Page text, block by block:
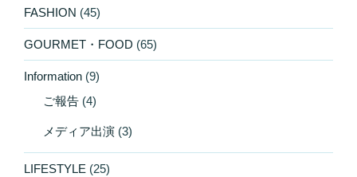
FASHION (45)
GOURMET・FOOD (65)
Information (9)
ご報告 (4)
メディア出演 (3)
LIFESTYLE (25)